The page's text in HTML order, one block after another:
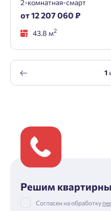
2-комнатная-смарт
от 12 207 060 ₽
43.8 м2
1
Решим
Согласен на обработку